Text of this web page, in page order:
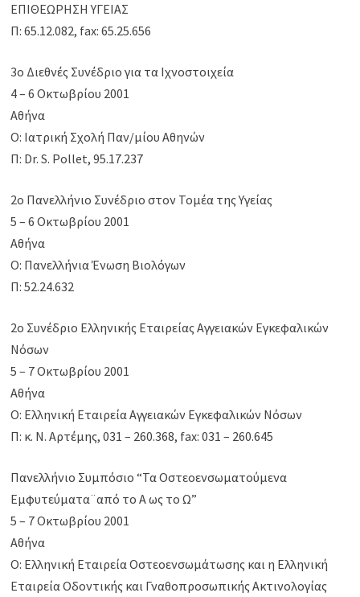
ΕΠΙΘΕΩΡΗΣΗ ΥΓΕΙΑΣ
Π: 65.12.082, fax: 65.25.656
3ο Διεθνές Συνέδριο για τα Ιχνοστοιχεία
4 – 6 Οκτωβρίου 2001
Αθήνα
Ο: Ιατρική Σχολή Παν/μίου Αθηνών
Π: Dr. S. Pollet, 95.17.237
2ο Πανελλήνιο Συνέδριο στον Τομέα της Υγείας
5 – 6 Οκτωβρίου 2001
Αθήνα
Ο: Πανελλήνια Ένωση Βιολόγων
Π: 52.24.632
2ο Συνέδριο Ελληνικής Εταιρείας Αγγειακών Εγκεφαλικών
Νόσων
5 – 7 Οκτωβρίου 2001
Αθήνα
Ο: Ελληνική Εταιρεία Αγγειακών Εγκεφαλικών Νόσων
Π: κ. Ν. Αρτέμης, 031 – 260.368, fax: 031 – 260.645
Πανελλήνιο Συμπόσιο “Τα Οστεοενσωματούμενα
Εμφυτεύματα¨από το Α ως το Ω”
5 – 7 Οκτωβρίου 2001
Αθήνα
Ο: Ελληνική Εταιρεία Οστεοενσωμάτωσης και η Ελληνική
Εταιρεία Οδοντικής και Γναθοπροσωπικής Ακτινολογίας